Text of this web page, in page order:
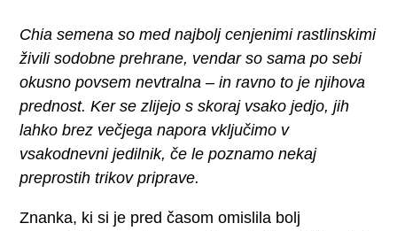
Chia semena so med najbolj cenjenimi rastlinskimi
živili sodobne prehrane, vendar so sama po sebi
okusno povsem nevtralna – in ravno to je njihova
prednost. Ker se zlijejo s skoraj vsako jedjo, jih
lahko brez večjega napora vključimo v
vsakodnevni jedilnik, če le poznamo nekaj
preprostih trikov priprave.
Znanka, ki si je pred časom omislila bolj